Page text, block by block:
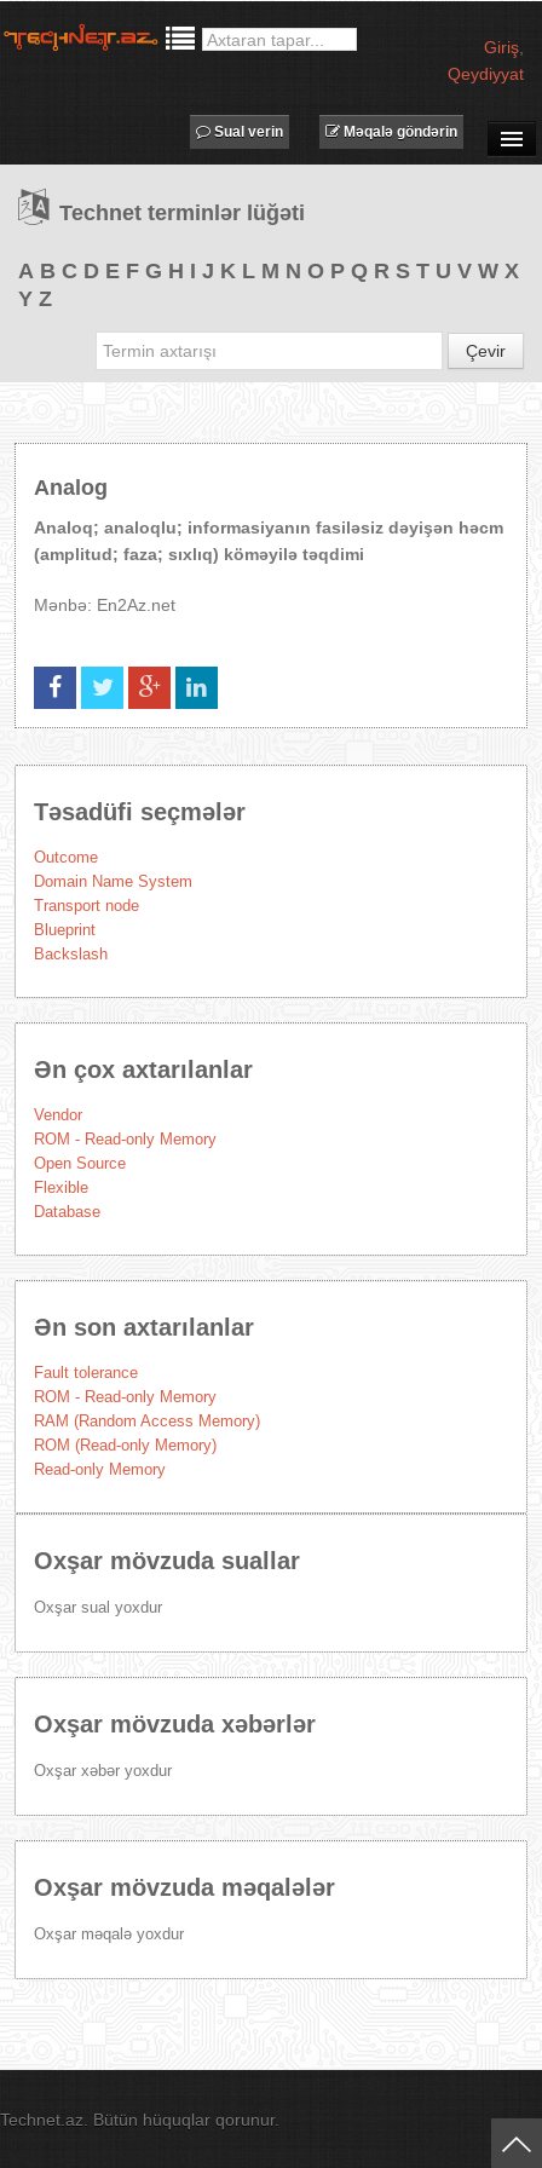
Giriş
Qeydiyyat
TƏDBİRLƏR
PROQRAMLAR
Məqalə göndərin
Sual verin
Technet terminlər lüğəti
A B C D E F G H I J K L M N O P Q R S T U V W X
Y Z
Çevir
Analog
Analoq; analoqlu; informasiyanın fasiləsiz dəyişən həcm
(amplitud; faza; sıxlıq) köməyilə təqdimi
Mənbə: En2Az.net
Təsadüfi seçmələr
Outcome
Domain Name System
Transport node
Blueprint
Backslash
Ən çox axtarılanlar
Vendor
ROM - Read-only Memory
Open Source
Flexible
Database
Ən son axtarılanlar
Fault tolerance
ROM - Read-only Memory
RAM (Random Access Memory)
ROM (Read-only Memory)
Read-only Memory
Oxşar mövzuda suallar
Oxşar sual yoxdur
Oxşar mövzuda xəbərlər
Oxşar xəbər yoxdur
Oxşar mövzuda məqalələr
Oxşar məqalə yoxdur
Technet.az. Bütün hüquqlar qorunur.